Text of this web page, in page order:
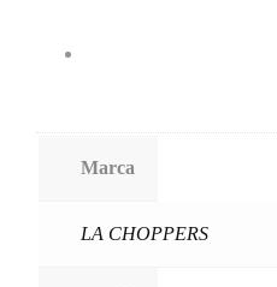
Marca
LA CHOPPERS